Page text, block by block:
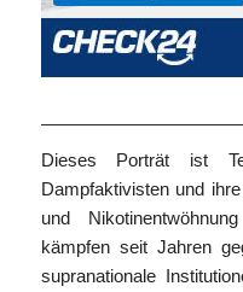
Dieses Porträt ist
Dampfaktivisten und
und
kämpfen seit Jahren
supranationale